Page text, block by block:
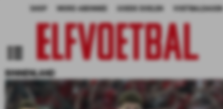
SHOP WORD ABONNEE GOEDE DOELEN VOETBALDAGEN
BINNENLAND